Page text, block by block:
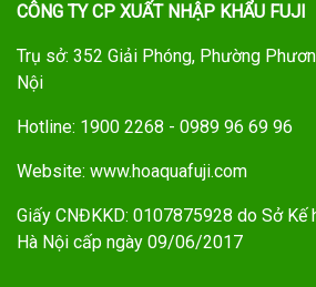
CÔNG TY CP XUẤT NHẬP KHẨU FUJI
Trụ sở: 352 Giải Phóng, Phường
Nội
Hotline: 1900 2268 - 0989 96 69 96
Website: www.hoaquafuji.com
Giấy CNĐKKD: 0107875928 do Sở Kế
Hà Nội cấp ngày 09/06/2017